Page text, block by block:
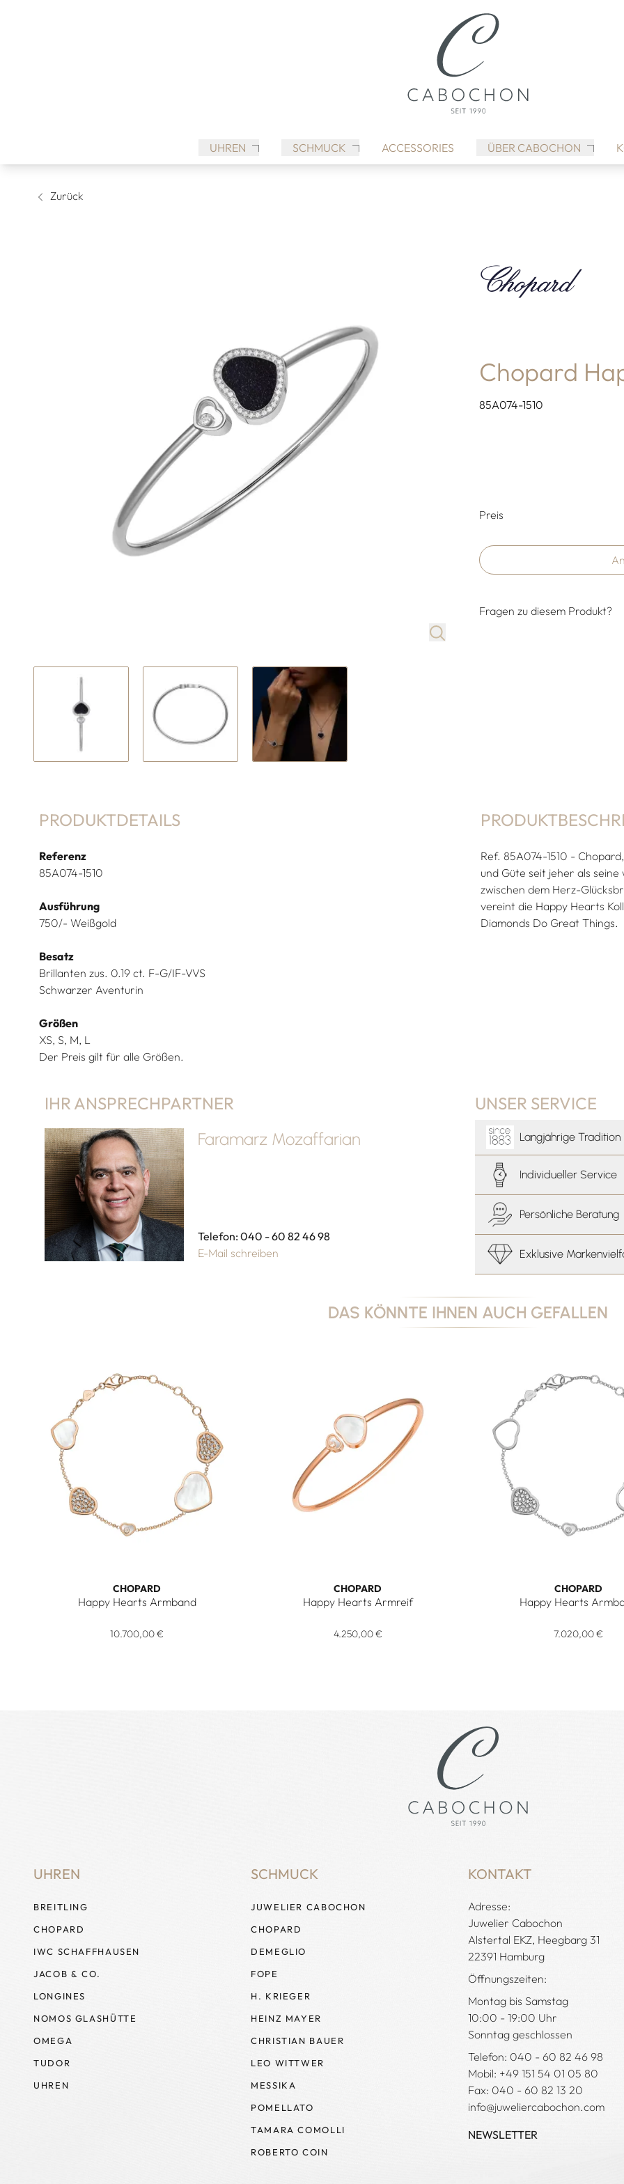
UHREN SCHMUCK ACCESSORIES ÜBER CABOCHON
Zurück
Chopard
85A074-1510
Preis
Fragen zu diesem Produkt?
PRODUKTDETAILS
Referenz
85A074-1510
Ausführung
750/- Weißgold
Besatz
Brillanten zus. 0.19 ct. F-G/IF-VVS
Schwarzer Aventurin
Größen
XS, S, M, L
Der Preis gilt für alle Größen.
Ref. 85A074-1510 -
und Güte seit jeher als
zwischen dem Herz-
vereint die Happy Hearts
Diamonds Do Great Things.
IHR ANSPRECHPARTNER
Faramarz Mozaffarian
Telefon: 040 - 60 82 46 98
E-Mail schreiben
UNSER SERVICE
Langjährige Tradition
Individueller Service
Persönliche Beratung
Exklusive
DAS KÖNNTE IHNEN AUCH GEFALLEN
CHOPARD
Happy Hearts Armband
10.700,00 €
CHOPARD
Happy Hearts Armreif
4.250,00 €
CHOPARD
Happy Hearts
7.020,00 €
UHREN
BREITLING
CHOPARD
IWC SCHAFFHAUSEN
JACOB & CO.
LONGINES
NOMOS GLASHÜTTE
OMEGA
TUDOR
UHREN
SCHMUCK
JUWELIER CABOCHON
CHOPARD
DEMEGLIO
FOPE
H. KRIEGER
HEINZ MAYER
CHRISTIAN BAUER
LEO WITTWER
MESSIKA
POMELLATO
TAMARA COMOLLI
ROBERTO COIN
KONTAKT
Adresse:
Juwelier Cabochon
Alstertal EKZ, Heegbarg 31
22391 Hamburg
Öffnungszeiten:
Montag bis Samstag
10:00 - 19:00 Uhr
Sonntag geschlossen
Telefon: 040 - 60 82 46 98
Mobil: +49 151 54 01 05 80
Fax: 040 - 60 82 13 20
info@juweliercabochon.com
NEWSLETTER